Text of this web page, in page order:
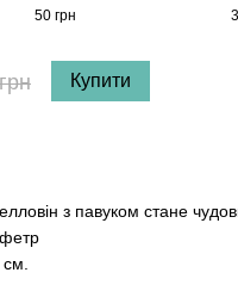
50 грн
Купити
з павуком стане